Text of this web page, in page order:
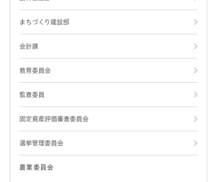
まちづくり建設部
会計課
教育委員会
監査委員
固定資産評価審査委員会
選挙管理委員会
農業委員会